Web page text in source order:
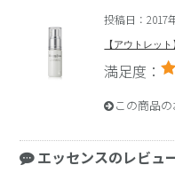
投稿日：2017
【アウトレッ
満足度：
この商品
エッセンスのレビュ